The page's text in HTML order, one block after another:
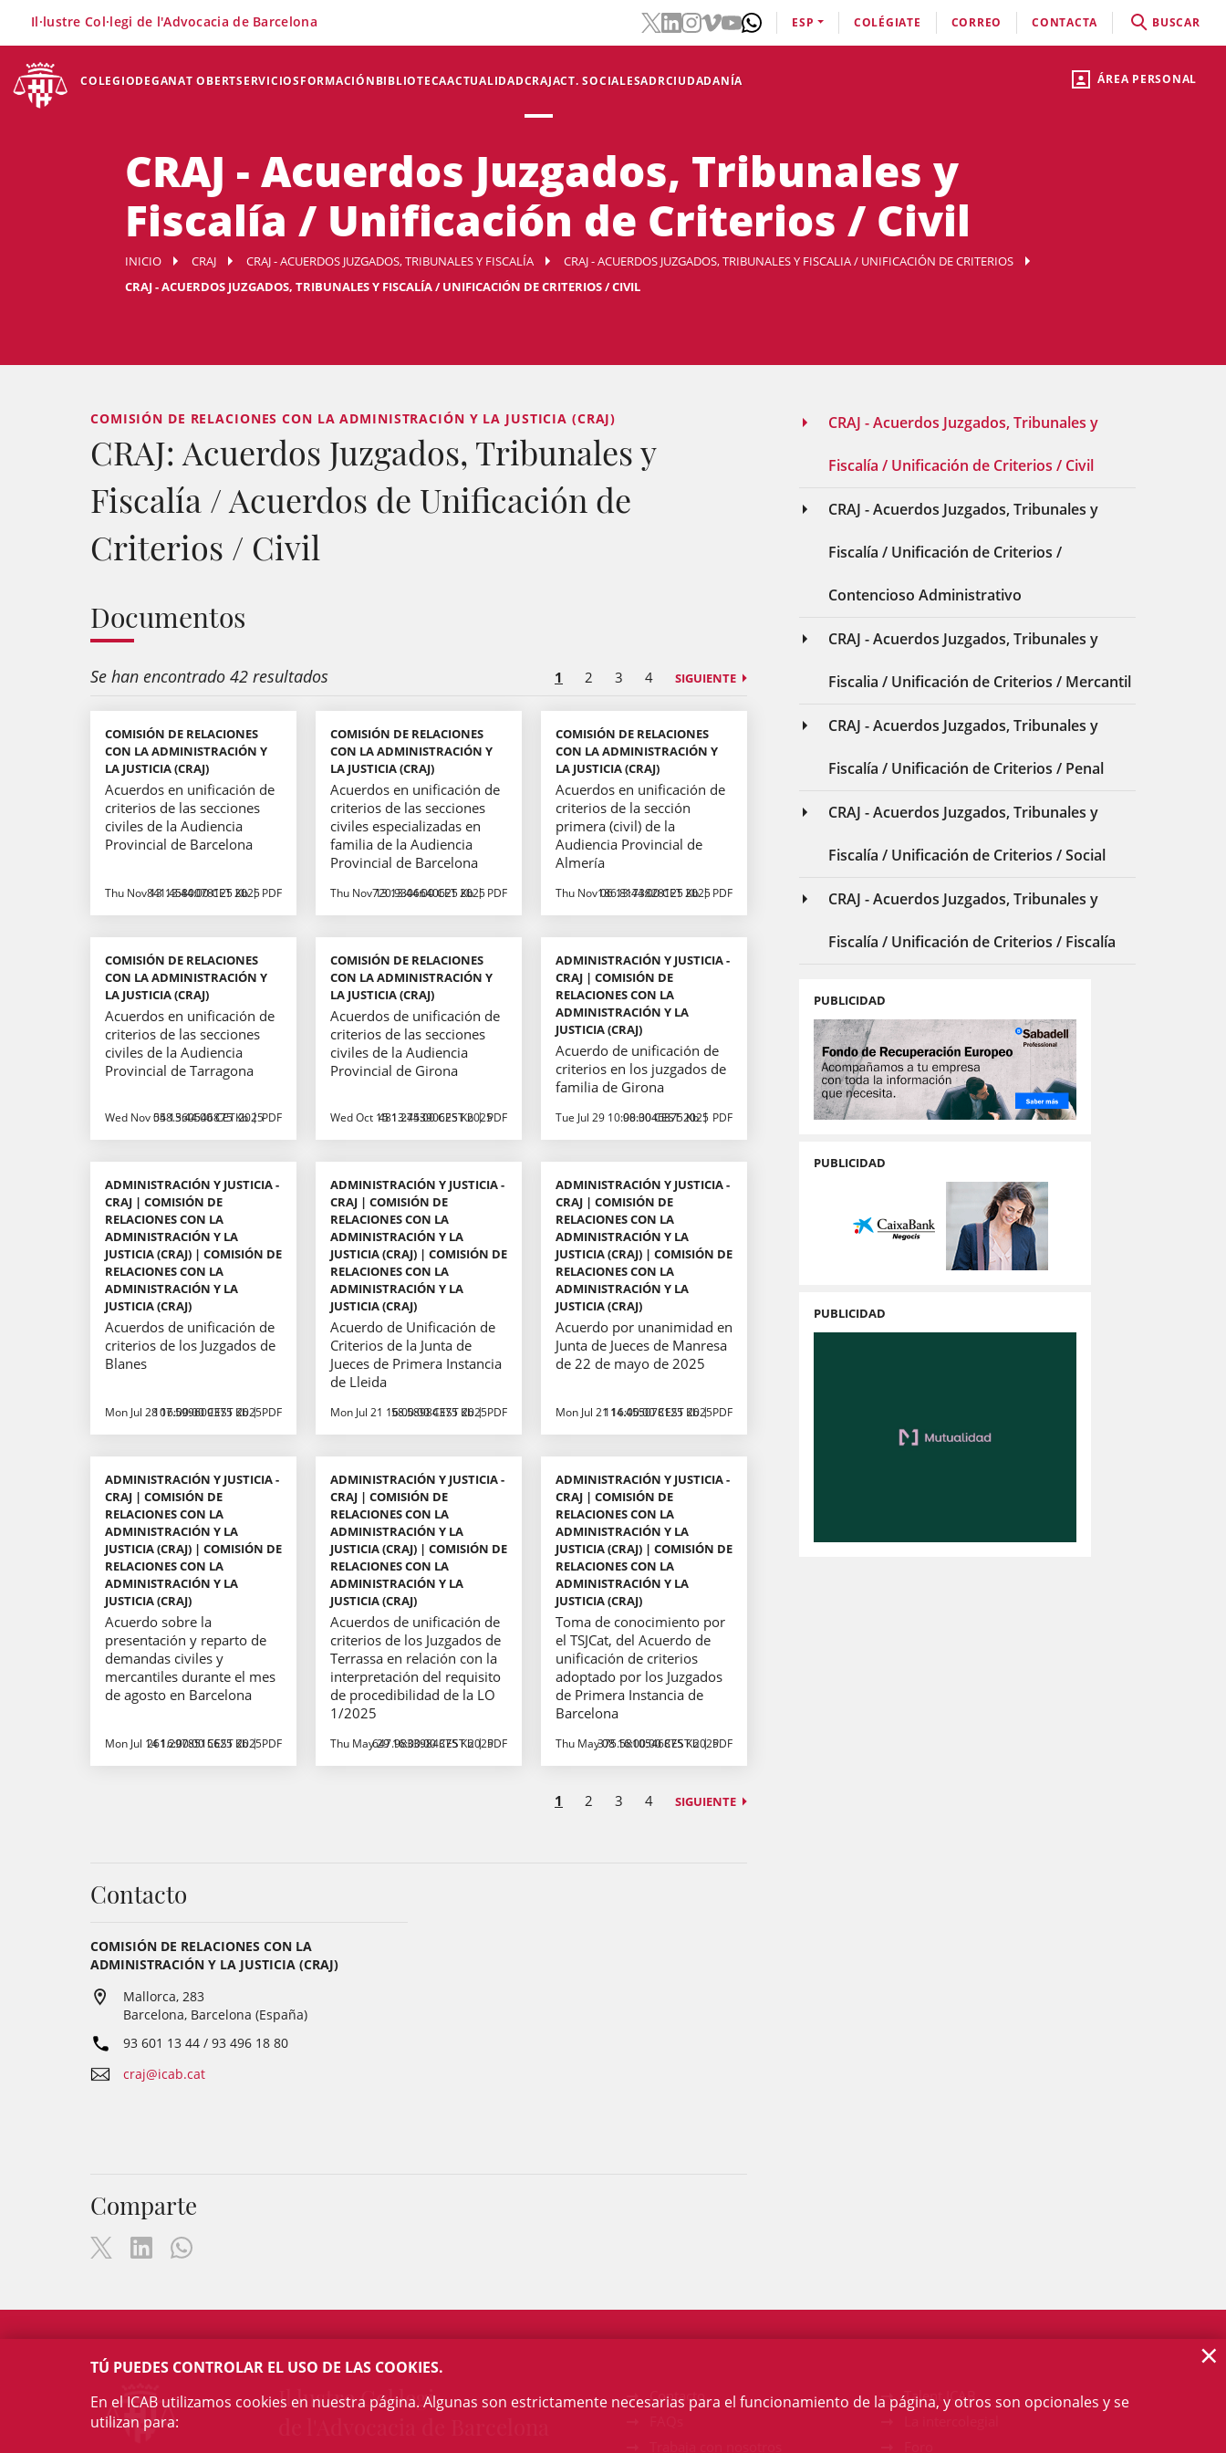
ÁREA PERSONAL
COLEGIODEGANAT OBERTSERVICIOSFORMACIÓNBIBLIOTECAACTUALIDADCRAJACT. SOCIALESADRCIUDADANÍA
Il·lustre Col·legi de l'Advocacia de Barcelona ESP COLÉGIATE CORREO CONTACTA BUSCAR
CRAJ - Acuerdos Juzgados, Tribunales y
Fiscalía / Unificación de Criterios / Civil
INICIO CRAJ CRAJ - ACUERDOS JUZGADOS, TRIBUNALES Y FISCALÍA
CRAJ - ACUERDOS JUZGADOS, TRIBUNALES Y FISCALIA / UNIFICACIÓN DE CRITERIOS
CRAJ - ACUERDOS JUZGADOS, TRIBUNALES Y FISCALÍA / UNIFICACIÓN DE CRITERIOS / CIVIL
CRAJ - Acuerdos Juzgados, Tribunales y
Fiscalía / Unificación de Criterios / Civil
CRAJ - Acuerdos Juzgados, Tribunales y
Fiscalía / Unificación de Criterios /
Contencioso Administrativo
CRAJ - Acuerdos Juzgados, Tribunales y
Fiscalia / Unificación de Criterios / Mercantil
CRAJ - Acuerdos Juzgados, Tribunales y
Fiscalía / Unificación de Criterios / Penal
CRAJ - Acuerdos Juzgados, Tribunales y
Fiscalía / Unificación de Criterios / Social
CRAJ - Acuerdos Juzgados, Tribunales y
Fiscalía / Unificación de Criterios / Fiscalía
PUBLICIDAD
PUBLICIDAD
PUBLICIDAD
COMISIÓN DE RELACIONES CON LA ADMINISTRACIÓN Y LA JUSTICIA (CRAJ)
CRAJ: Acuerdos Juzgados, Tribunales y
Fiscalía / Acuerdos de Unificación de
Criterios / Civil
Documentos
Se han encontrado 42 resultados 1 2 3 4 SIGUIENTE
COMISIÓN DE RELACIONES
CON LA ADMINISTRACIÓN Y
LA JUSTICIA (CRAJ)
Acuerdos en unificación de
criterios de las secciones
civiles de la Audiencia
Provincial de Barcelona
Thu Nov 13 13:44:00 CET 2025
841.4580078125 Kb PDF
COMISIÓN DE RELACIONES
CON LA ADMINISTRACIÓN Y
LA JUSTICIA (CRAJ)
Acuerdos en unificación de
criterios de las secciones
civiles especializadas en
familia de la Audiencia
Provincial de Barcelona
Thu Nov 13 13:44:00 CET 2025
720.9306640625 Kb PDF
COMISIÓN DE RELACIONES
CON LA ADMINISTRACIÓN Y
LA JUSTICIA (CRAJ)
Acuerdos en unificación de
criterios de la sección
primera (civil) de la
Audiencia Provincial de
Almería
Thu Nov 06 13:44:00 CET 2025
186.8173828125 Kb PDF
COMISIÓN DE RELACIONES
CON LA ADMINISTRACIÓN Y
LA JUSTICIA (CRAJ)
Acuerdos en unificación de
criterios de las secciones
civiles de la Audiencia
Provincial de Tarragona
Wed Nov 05 13:44:00 CET 2025
548.560546875 Kb PDF
COMISIÓN DE RELACIONES
CON LA ADMINISTRACIÓN Y
LA JUSTICIA (CRAJ)
Acuerdos de unificación de
criterios de las secciones
civiles de la Audiencia
Provincial de Girona
Wed Oct 15 13:44:00 CEST 2025
481.275390625 Kb PDF
ADMINISTRACIÓN Y JUSTICIA -
CRAJ | COMISIÓN DE
RELACIONES CON LA
ADMINISTRACIÓN Y LA
JUSTICIA (CRAJ)
Acuerdo de unificación de
criterios en los juzgados de
familia de Girona
Tue Jul 29 10:00:00 CEST 2025
98.3046875 Kb PDF
ADMINISTRACIÓN Y JUSTICIA -
CRAJ | COMISIÓN DE
RELACIONES CON LA
ADMINISTRACIÓN Y LA
JUSTICIA (CRAJ) | COMISIÓN DE
RELACIONES CON LA
ADMINISTRACIÓN Y LA
JUSTICIA (CRAJ)
Acuerdos de unificación de
criterios de los Juzgados de
Blanes
Mon Jul 28 16:00:00 CEST 2025
107.599609375 Kb PDF
ADMINISTRACIÓN Y JUSTICIA -
CRAJ | COMISIÓN DE
RELACIONES CON LA
ADMINISTRACIÓN Y LA
JUSTICIA (CRAJ) | COMISIÓN DE
RELACIONES CON LA
ADMINISTRACIÓN Y LA
JUSTICIA (CRAJ)
Acuerdo de Unificación de
Criterios de la Junta de
Jueces de Primera Instancia
de Lleida
Mon Jul 21 16:00:00 CEST 2025
58.58984375 Kb PDF
ADMINISTRACIÓN Y JUSTICIA -
CRAJ | COMISIÓN DE
RELACIONES CON LA
ADMINISTRACIÓN Y LA
JUSTICIA (CRAJ) | COMISIÓN DE
RELACIONES CON LA
ADMINISTRACIÓN Y LA
JUSTICIA (CRAJ)
Acuerdo por unanimidad en
Junta de Jueces de Manresa
de 22 de mayo de 2025
Mon Jul 21 16:00:00 CEST 2025
114.455078125 Kb PDF
ADMINISTRACIÓN Y JUSTICIA -
CRAJ | COMISIÓN DE
RELACIONES CON LA
ADMINISTRACIÓN Y LA
JUSTICIA (CRAJ) | COMISIÓN DE
RELACIONES CON LA
ADMINISTRACIÓN Y LA
JUSTICIA (CRAJ)
Acuerdo sobre la
presentación y reparto de
demandas civiles y
mercantiles durante el mes
de agosto en Barcelona
Mon Jul 14 16:00:00 CEST 2025
261.2978515625 Kb PDF
ADMINISTRACIÓN Y JUSTICIA -
CRAJ | COMISIÓN DE
RELACIONES CON LA
ADMINISTRACIÓN Y LA
JUSTICIA (CRAJ) | COMISIÓN DE
RELACIONES CON LA
ADMINISTRACIÓN Y LA
JUSTICIA (CRAJ)
Acuerdos de unificación de
criterios de los Juzgados de
Terrassa en relación con la
interpretación del requisito
de procedibilidad de la LO
1/2025
Thu May 29 16:00:00 CEST 2025
647.9833984375 Kb PDF
ADMINISTRACIÓN Y JUSTICIA -
CRAJ | COMISIÓN DE
RELACIONES CON LA
ADMINISTRACIÓN Y LA
JUSTICIA (CRAJ) | COMISIÓN DE
RELACIONES CON LA
ADMINISTRACIÓN Y LA
JUSTICIA (CRAJ)
Toma de conocimiento por
el TSJCat, del Acuerdo de
unificación de criterios
adoptado por los Juzgados
de Primera Instancia de
Barcelona
Thu May 08 16:00:00 CEST 2025
375.5810546875 Kb PDF
1 2 3 4 SIGUIENTE
Contacto
COMISIÓN DE RELACIONES CON LA
ADMINISTRACIÓN Y LA JUSTICIA (CRAJ)
Mallorca, 283
Barcelona, Barcelona (España)
93 601 13 44 / 93 496 18 80
craj@icab.cat
Comparte
Il·lustre Col·legi
Contacto
Talent ICAB
TÚ PUEDES CONTROLAR EL USO DE LAS COOKIES.
En el ICAB utilizamos cookies en nuestra página. Algunas son estrictamente necesarias para el funcionamiento de la página, y otros son opcionales y se
utilizan para:
×